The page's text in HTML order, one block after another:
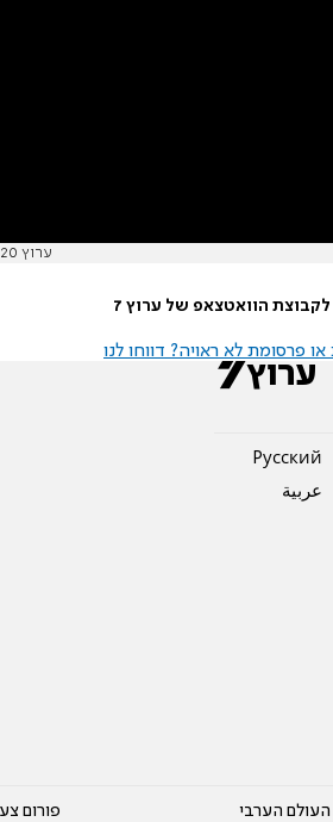
ערוץ 20
הוואטצאפ של ערוץ 7
פרסומת לא ראויה? דווחו לנו
Pусский
عربية
העולם הערבי
פורום